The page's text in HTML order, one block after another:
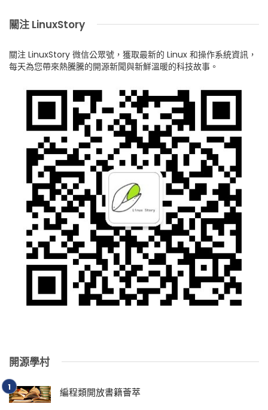
關注 LinuxStory
關注 LinuxStory 微信公眾號，獲取最新的 Linux 和操作系統資訊，
每天為您帶來熱騰騰的開源新聞與新鮮溫暖的科技故事。
開源學村
編程類開放書籍薈萃